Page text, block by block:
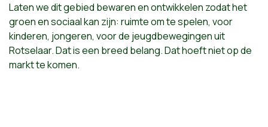
Laten we dit gebied bewaren en ontwikkelen zodat het
groen en sociaal kan zijn: ruimte om te spelen, voor
kinderen, jongeren, voor de jeugdbewegingen uit
Rotselaar. Dat is een breed belang. Dat hoeft niet op de
markt te komen.